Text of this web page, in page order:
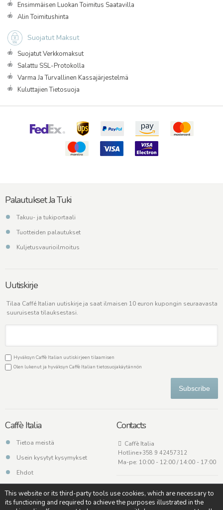
Ensimmäisen Luokan Toimitus Saatavilla
Alin Toimitushinta
Suojatut Maksut
Suojatut Verkkomaksut
Salattu SSL-Protokolla
Varma Ja Turvallinen Kassajärjestelmä
Kuluttajien Tietosuoja
Palautukset Ja Tuki
Takuu- ja tukiportaali
Tuotteiden palautukset
Kuljetusvaurioilmoitus
Uutiskirje
Tilaa Caffé Italian uutiskirje ja saat ilmaisen 10 euron kupongin seuraavasta
suuruisesta tilauksestasi.
Hyväksyn Caffè Italian uutiskirjeen tilaamisen
Olen lukenut ja hyväksyn Caffè Italian tietosuojakäytännön
Subscribe
Caffè Italia
Tietoa meistä
Usein kysytyt kysymykset
Ehdot
Contacts
Caffè Italia
Hotline:+358 9 42457312
Ma-pe: 10:00 - 12:00 / 14:00 - 17:00
This website or its third-party tools use cookies, which are necessary to
its functioning and required to achieve the purposes illustrated in the